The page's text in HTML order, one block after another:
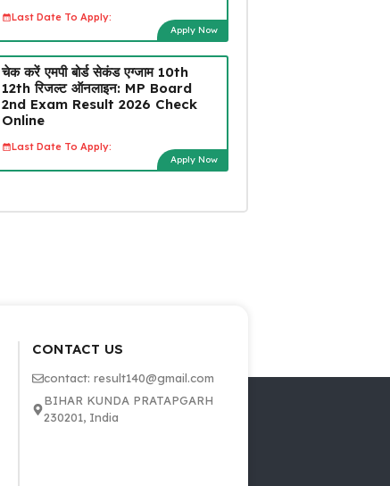
Last Date To Apply:
Apply Now
चेक करें एमपी बोर्ड सेकंड एग्जाम 10th
12th रिजल्ट ऑनलाइन: MP Board
2nd Exam Result 2026 Check
Online
Last Date To Apply:
Apply Now
CONTACT US
contact: result140@gmail.com
BIHAR KUNDA PRATAPGARH
230201, India